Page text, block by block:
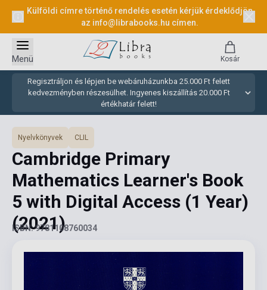
Külföldi címre történő rendelés esetén kérjük érdeklődjön
az info@librabooks.hu címen.
Regisztráljon és lépjen be webáruházunkba 25.000 Ft felett
kedvezményben részesülhet. Ingyenes kiszállítás 20.000 Ft
értékhatár felett!
Menü Kosár
Nyelvkönyvek CLIL
Cambridge Primary
Mathematics Learner's Book
5 with Digital Access (1 Year)
(2021)
ISBN: 9781108760034